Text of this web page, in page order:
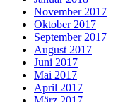
November 2017
Oktober 2017
September 2017
August 2017
Juni 2017
Mai 2017
April 2017